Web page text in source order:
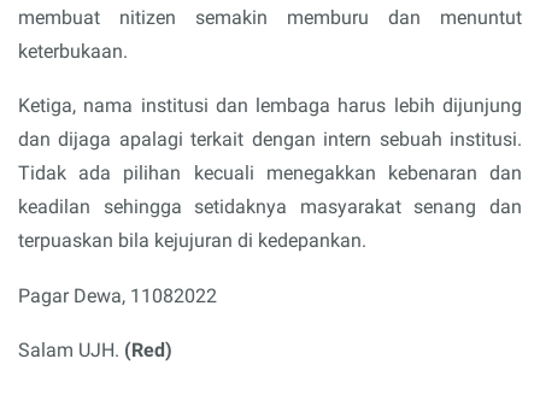
membuat nitizen semakin memburu dan menuntut
keterbukaan.
Ketiga, nama institusi dan lembaga harus lebih dijunjung
dan dijaga apalagi terkait dengan intern sebuah institusi.
Tidak ada pilihan kecuali menegakkan kebenaran dan
keadilan sehingga setidaknya masyarakat senang dan
terpuaskan bila kejujuran di kedepankan.
Pagar Dewa, 11082022
Salam UJH. (Red)